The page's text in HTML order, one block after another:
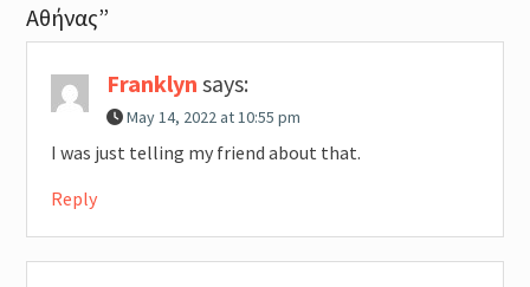
Αθήνας”
Franklyn says:
May 14, 2022 at 10:55 pm
I was just telling my friend about that.
Reply